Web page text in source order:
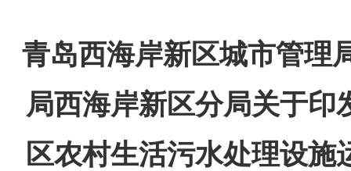
青岛西海岸新区城市管理
局西海岸新区分局关于印
区农村生活污水处理设施